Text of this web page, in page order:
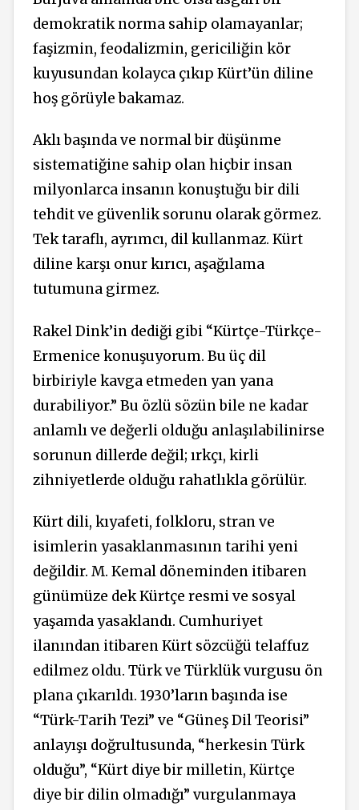
demokratik norma sahip olamayanlar;
faşizmin, feodalizmin, gericiliğin kör
kuyusundan kolayca çıkıp Kürt’ün diline
hoş görüyle bakamaz.
Aklı başında ve normal bir düşünme
sistematiğine sahip olan hiçbir insan
milyonlarca insanın konuştuğu bir dili
tehdit ve güvenlik sorunu olarak görmez.
Tek taraflı, ayrımcı, dil kullanmaz. Kürt
diline karşı onur kırıcı, aşağılama
tutumuna girmez.
Rakel Dink’in dediği gibi “Kürtçe-Türkçe-
Ermenice konuşuyorum. Bu üç dil
birbiriyle kavga etmeden yan yana
durabiliyor.” Bu özlü sözün bile ne kadar
anlamlı ve değerli olduğu anlaşılabilinirse
sorunun dillerde değil; ırkçı, kirli
zihniyetlerde olduğu rahatlıkla görülür.
Kürt dili, kıyafeti, folkloru, stran ve
isimlerin yasaklanmasının tarihi yeni
değildir. M. Kemal döneminden itibaren
günümüze dek Kürtçe resmi ve sosyal
yaşamda yasaklandı. Cumhuriyet
ilanından itibaren Kürt sözcüğü telaffuz
edilmez oldu. Türk ve Türklük vurgusu ön
plana çıkarıldı. 1930’ların başında ise
“Türk-Tarih Tezi” ve “Güneş Dil Teorisi”
anlayışı doğrultusunda, “herkesin Türk
olduğu”, “Kürt diye bir milletin, Kürtçe
diye bir dilin olmadığı” vurgulanmaya